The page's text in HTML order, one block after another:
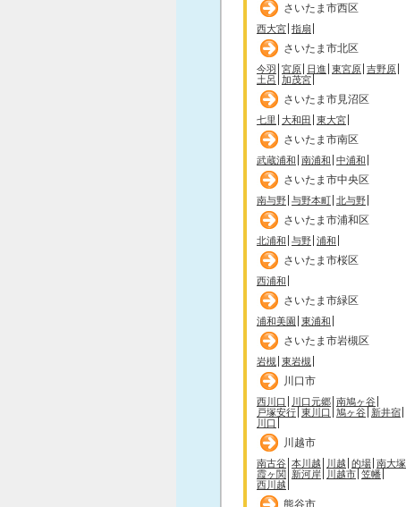
さいたま市西区
西大宮 指扇
さいたま市北区
今羽 宮原 日進 東宮原 吉野原
土呂 加茂宮
さいたま市見沼区
七里 大和田 東大宮
さいたま市南区
武蔵浦和 南浦和 中浦和
さいたま市中央区
南与野 与野本町 北与野
さいたま市浦和区
北浦和 与野 浦和
さいたま市桜区
西浦和
さいたま市緑区
浦和美園 東浦和
さいたま市岩槻区
岩槻 東岩槻
川口市
西川口 川口元郷 南鳩ヶ谷
戸塚安行 東川口 鳩ヶ谷 新井宿
川口
川越市
南古谷 本川越 川越 的場 南大塚
霞ヶ関
新河岸 川越市 笠幡
西川越
熊谷市